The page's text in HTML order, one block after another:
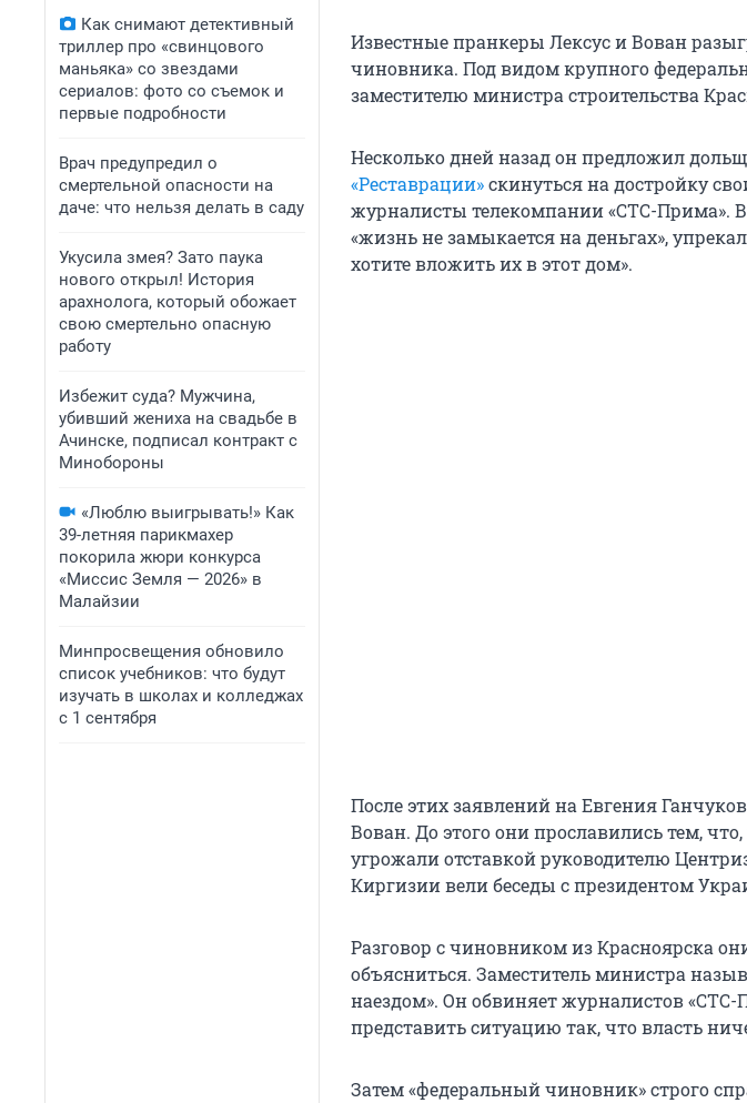
Как снимают детективный
триллер про «свинцового
маньяка» со звездами
сериалов: фото со съемок и
первые подробности
Врач предупредил о
смертельной опасности на
даче: что нельзя делать в саду
Укусила змея? Зато паука
нового открыл! История
арахнолога, который обожает
свою смертельно опасную
работу
Избежит суда? Мужчина,
убивший жениха на свадьбе в
Ачинске, подписал контракт с
Минобороны
«Люблю выигрывать!» Как
39-летняя парикмахер
покорила жюри конкурса
«Миссис Земля — 2026» в
Малайзии
Минпросвещения обновило
список учебников: что будут
изучать в школах и колледжах
с 1 сентября
Известные пранкеры Лексус и Вован
чиновника. Под видом крупного
заместителю министра строительства
Несколько дней назад он предложил
«Реставрации»скинуться на достройку
журналисты телекомпании «СТС-Прима». В
«жизнь не замыкается на деньгах»,
хотите вложить их в этот дом».
После этих заявлений на Евгения
Вован. До этого они прославились тем,
угрожали отставкой руководителю
Киргизии вели беседы с президентом
Разговор с чиновником из Красноярска
объясниться. Заместитель министра
наездом». Он обвиняет журналистов
представить ситуацию так, что власть
Затем «федеральный чиновник» строго